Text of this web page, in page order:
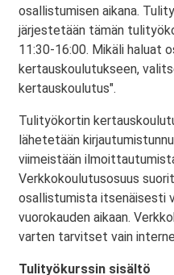
osallistumisen aikana.
järjestetään tämän
11:30-16:00. Mikäli haluat
kertauskoulutukseen,
kertauskoulutus".
Tulityökortin
lähetetään
viimeistään
Verkkokoulutusosuus
osallistumista itsenäisesti
vuorokauden aikaan.
varten tarvitset vain
Tulityökurssin sisältö